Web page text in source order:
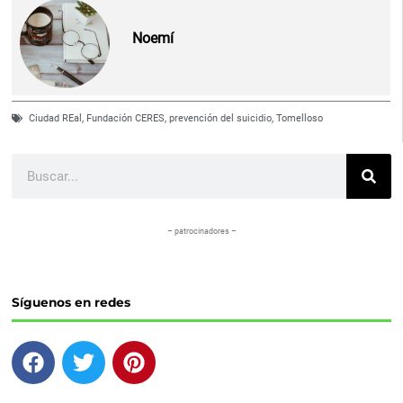
Noemí
Ciudad REal, Fundación CERES,prevención del suicidio,Tomelloso
– patrocinadores –
Síguenos en redes
F
a
T
w
P
i